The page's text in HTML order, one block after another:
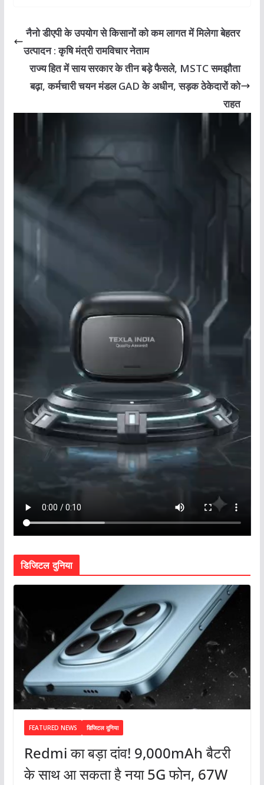
नैनो डीएपी के उपयोग से किसानों को कम लागत में मिलेगा बेहतर
उत्पादन : कृषि मंत्री रामविचार नेताम
राज्य हित में साय सरकार के तीन बड़े फैसले, MSTC समझौता
बढ़ा, कर्मचारी चयन मंडल GAD के अधीन, सड़क ठेकेदारों को
राहत
डिजिटल दुनिया
FEATURED NEWS डिजिटल दुनिया
Redmi का बड़ा दांव! 9,000mAh बैटरी
के साथ आ सकता है नया 5G फोन, 67W